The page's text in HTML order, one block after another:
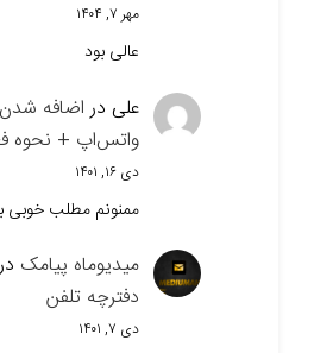
مهر ۷, ۱۴۰۴
عالی بود
علی دراضافه
واتس‌اپ + نحوه
دی ۱۶, ۱۴۰۱
ممنونم مطلب خوبی
میدیوماه پیامک
دفترچه تلفن
دی ۷, ۱۴۰۱